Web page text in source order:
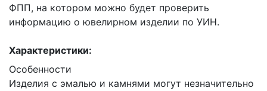
ФПП, на котором можно будет проверить
информацию о ювелирном изделии по УИН.
Характеристики:
Особенности
Изделия с эмалью и камнями могут незначительно